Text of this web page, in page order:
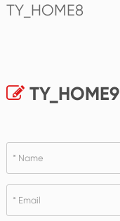
TY_HOME8
TY_HOME9